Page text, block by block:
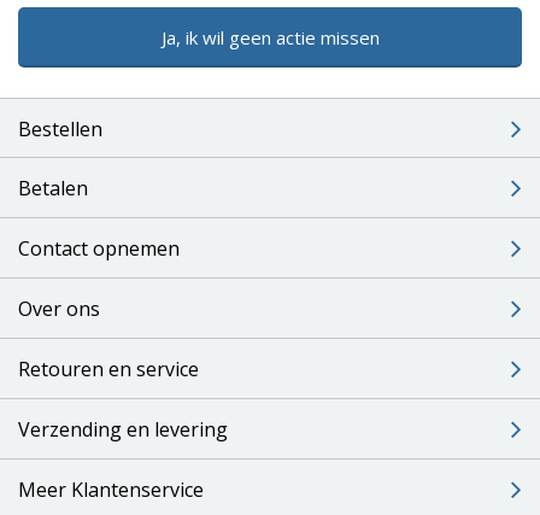
Ja, ik wil geen actie missen
Bestellen
Betalen
Contact opnemen
Over ons
Retouren en service
Verzending en levering
Meer Klantenservice